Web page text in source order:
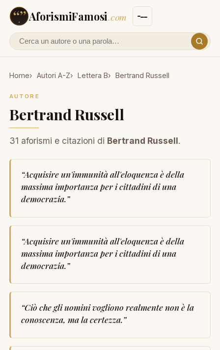
AforismiFamosi.com
Cerca un autore o un aforisma
Home Autori A-Z Lettera B Bertrand Russell
AUTORE
Bertrand Russell
31 aforismi e citazioni di Bertrand Russell.
“Acquisire un'immunità all'eloquenza è della
massima importanza per i cittadini di una
democrazia.”
“Acquisire un'immunità all'eloquenza è della
massima importanza per i cittadini di una
democrazia.”
“Ciò che gli uomini vogliono realmente non è la
conoscenza, ma la certezza.”